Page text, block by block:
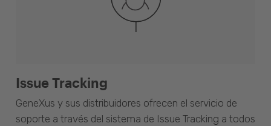
Issue Tracking
GeneXus y sus distribuidores ofrecen el servicio de
soporte a través del sistema de Issue Tracking a todos